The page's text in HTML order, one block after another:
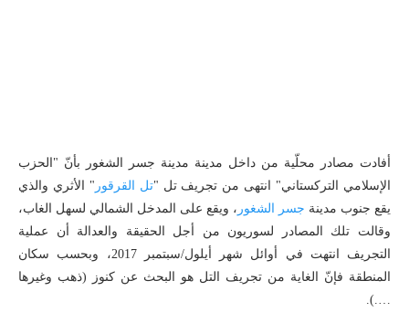
أفادت مصادر محلّية من داخل مدينة مدينة جسر الشغور بأنّ "الحزب
الإسلامي التركستاني" انتهى من تجريف تل "تل القرقور " الأثري والذي
يقع جنوب مدينة جسر الشغور ، ويقع على المدخل الشمالي لسهل الغاب،
وقالت تلك المصادر لسوريون من أجل الحقيقة والعدالة أن عملية
التجريف انتهت في أوائل شهر أيلول/سبتمبر 2017، وبحسب سكان
المنطقة فإنّ الغاية من تجريف التل هو البحث عن كنوز (ذهب وغيرها
….).